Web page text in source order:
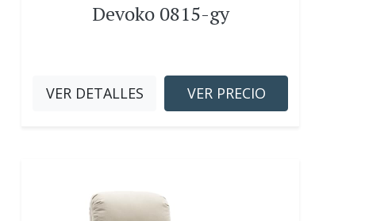
Devoko 0815-gy
VER DETALLES VER PRECIO